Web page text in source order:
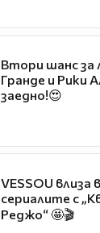
Втори шанс за
Гранде и Рики
заедно!😍
VESSOU влиза
сериалите с
Реджо“ 🤩🎬